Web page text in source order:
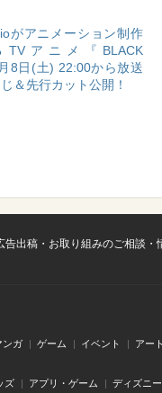
がアニメーション制作
アニメ『BLACK
8日(土) 22:00から放送
＆先行カット公開！
告出稿・お取り組みのご相談
ンガ ゲーム イベント アート
ズ アプリ・ゲーム ディズニ